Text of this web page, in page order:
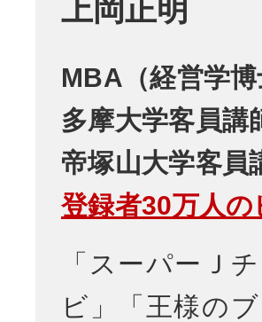
上岡正明
MBA（経営学
多摩大学客員講
帝塚山大学客員
登録者30万人
「スーパーＪ
ビ」「王様の